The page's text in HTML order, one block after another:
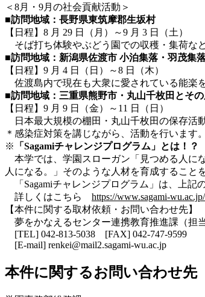
＜8月・9月の社会貢献活動＞
■訪問地域：長野県東筑摩郡生坂村
【日程】8 月 29 日（月）～9 月 3 日（土）
そば打ち体験やぶどう園での収穫・集荷な
■訪問地域：新潟県佐渡市 小泊集落・羽茂集
【日程】9 月 4 日（日）～8 日（木）
佐渡島内で現在も大衆に愛されている能楽
■訪問地域：三重県熊野市・丸山千枚田とそ
【日程】9 月 9 日（金）～11 日（日）
日本最大規模の棚田・丸山千枚田の保存活
＊感染症対策を講じながら、活動を行います。
※
「Sagamiチャレンジプログラム」とは！？
本学では、学園スローガン「見つめる人に
人になる。」そのような人材を育成すること
「Sagamiチャレンジプログラム」は、上記
詳しくはこちら https://www.sagami-
【本件に関する取材依頼・お問い合わせ先】
夢をかなえるセンター連携教育推進課（担当
[TEL] 042-813-5038 [FAX] 042-747-9599
[E-mail] renkei@mail2.sagami-wu.ac.jp
本件に関するお問い合わせ先